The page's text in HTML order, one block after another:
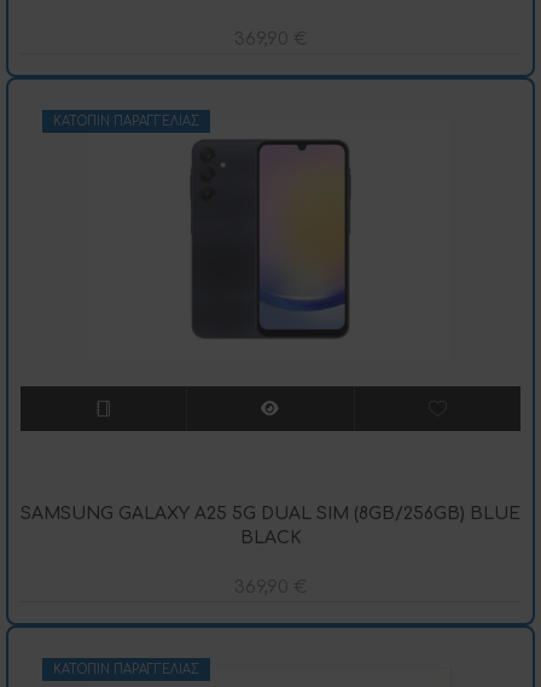
369,90 €
ΚΑΤΌΠΙΝ ΠΑΡΑΓΓΕΛΊΑΣ
SAMSUNG GALAXY A25 5G DUAL SIM (8GB/256GB) BLUE
BLACK
369,90 €
ΚΑΤΌΠΙΝ ΠΑΡΑΓΓΕΛΊΑΣ